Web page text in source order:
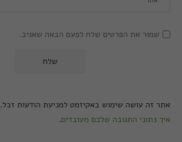
שמור את הפרטים שלח לפעם הבאה שאגיב.
אתר זה עושה שימוש באקיזמט למניעת הודעות זבל.
איך נתוני התגובה שלכם מעובדים.